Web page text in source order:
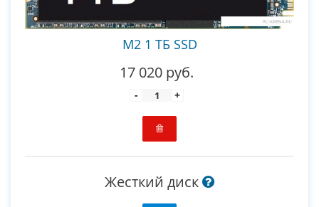
M2 1 ТБ SSD
17 020 руб.
- +
Жесткий диск